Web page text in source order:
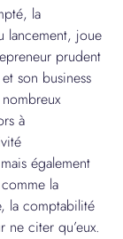
la
lancement, joue
prudent
son business
à
également
la
la comptabilité
citer qu’eux.